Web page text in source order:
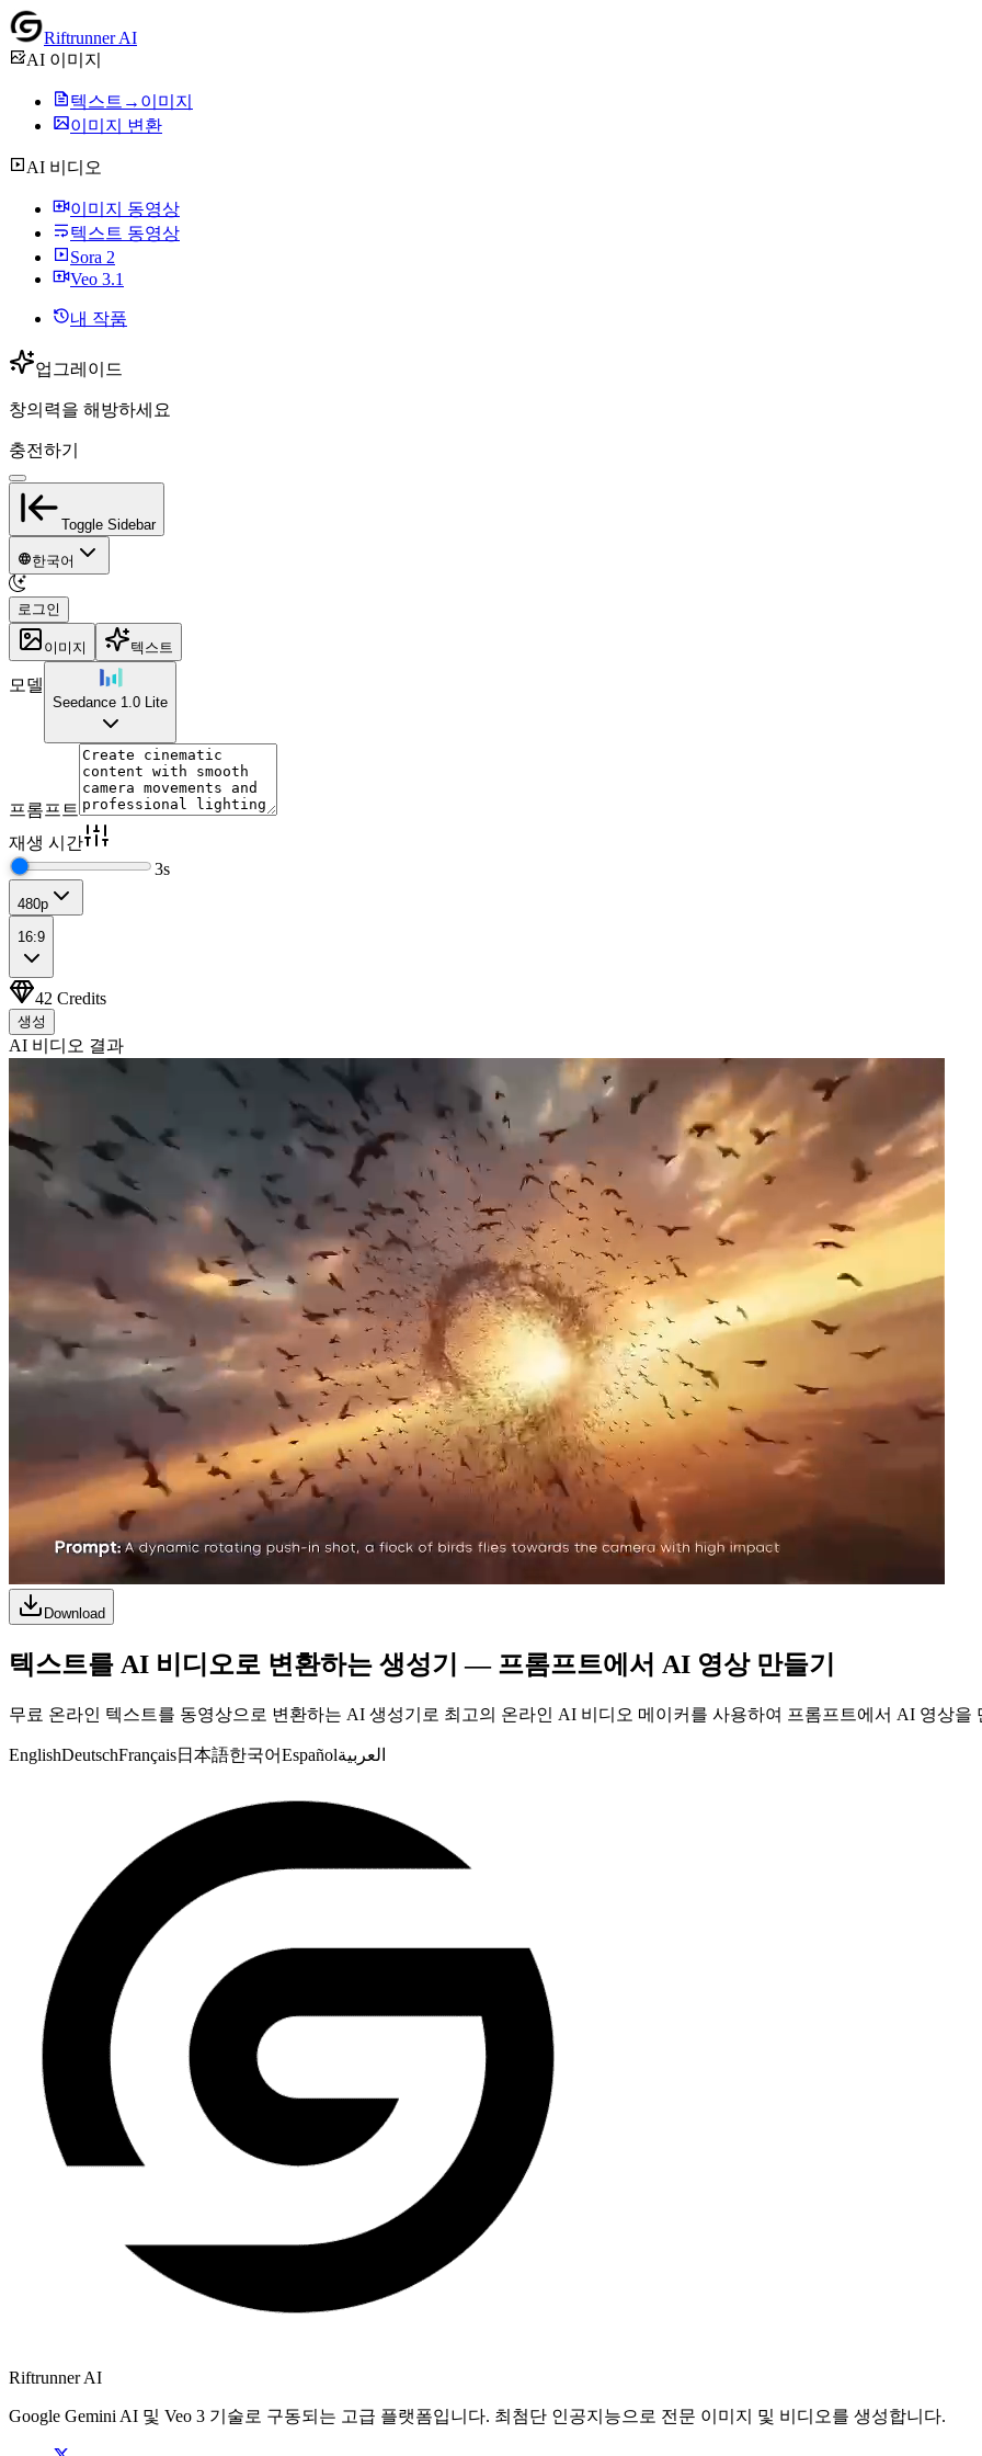
Riftrunner AI
AI 이미지
텍스트→이미지
이미지 변환
AI 비디오
이미지 동영상
텍스트 동영상
Sora 2
Veo 3.1
내 작품
업그레이드
창의력을 해방하세요
충전하기
Toggle Sidebar
한국어
로그인
이미지 텍스트
모델
Seedance 1.0 Lite
프롬프트
재생 시간
3s
480p
16:9
42 Credits
생성
AI 비디오 결과
Download
텍스트를 AI 비디오로 변환하는 생성기 — 프롬프트에서 AI 영상 만들기
무료 온라인 텍스트를 동영상으로 변환하는 AI 생성기로 최고의 온라인 AI 비디오 메이커를 사용하여 프롬프트에서 AI 영상을
EnglishDeutschFrançais日本語한국어Españolالعربية
Riftrunner AI
Google Gemini AI 및 Veo 3 기술로 구동되는 고급 플랫폼입니다. 최첨단 인공지능으로 전문 이미지 및 비디오를 생성합니다.